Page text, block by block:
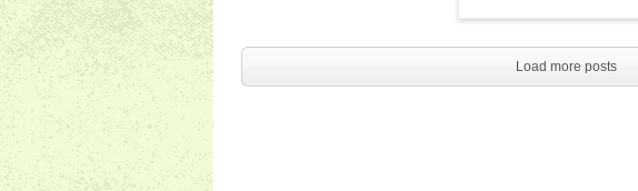
Load more posts